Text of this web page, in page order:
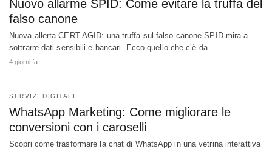
Nuovo allarme SPID: Come evitare la truffa del
falso canone
Nuova allerta CERT-AGID: una truffa sul falso canone SPID mira a
sottrarre dati sensibili e bancari. Ecco quello che c’è da…
4 giorni fa
SERVIZI DIGITALI
WhatsApp Marketing: Come migliorare le
conversioni con i caroselli
Scopri come trasformare la chat di WhatsApp in una vetrina interattiva